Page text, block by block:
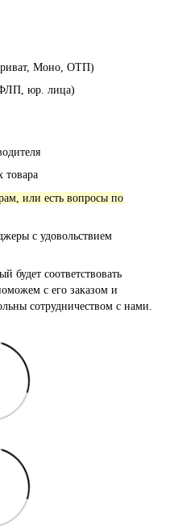
Моно, ОТП)
ФЛП, юр. лица)
товара
или есть вопросы по
с удовольствием
будет соответствовать
с его заказом и
сотрудничеством с нами.